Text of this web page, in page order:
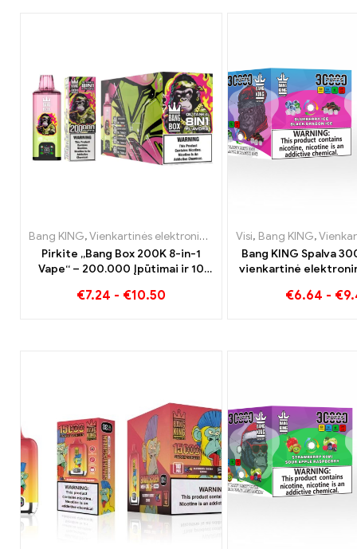
Bang KING,Vienkartinės elektroninės cigaretės ,Vienkartinės
Pirkite „Bang Box 200K 8-in-1
Vape“ – 200.000 Įpūtimai ir 10
€7.24 - €10.50
Visi, Bang KING,Vienkartinės
Bang KING Spalva
vienkartinė
Blueberry Ice ir
€6.64 - €